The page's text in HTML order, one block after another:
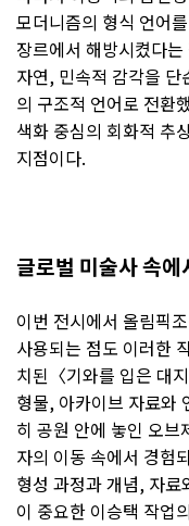
모더니즘의 형식 언어
장르에서 해방시켰다
자연, 민속적 감각을
의 구조적 언어로 전환
색화 중심의 회화적 추
지점이다.
글로벌 미술사 속에
이번 전시에서 올림픽
사용되는 점도 이러한
치된〈기와를 입은 대
형물, 아카이브 자료와
히 공원 안에 놓인 오
자의 이동 속에서 경험
형성 과정과 개념, 자
이 중요한 이승택 작업